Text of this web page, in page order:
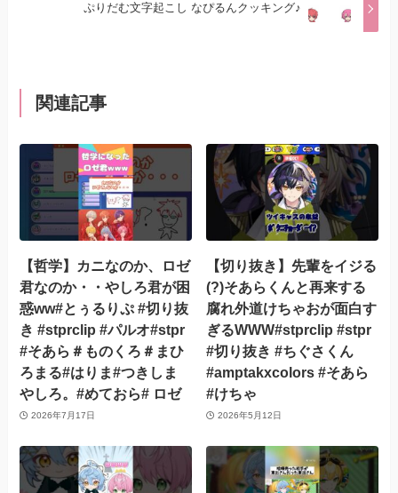
ぷりだむ文字起こし なぴるんクッキング♪
関連記事
【哲学】カニなのか、ロゼ
君なのか・・やしろ君が困
惑ww#とぅるりぷ #切り抜
き #stprclip #パルオ#stpr
#そあら＃ものくろ＃まひ
ろまる#はりま#つきしま
やしろ。#めておら# ロゼ
2026年7月17日
【切り抜き】先輩をイジる
(?)そあらくんと再来する
腐れ外道けちゃおが面白す
ぎるWWW#stprclip #stpr
#切り抜き #ちぐさくん
#amptakxcolors #そあら
#けちゃ
2026年5月12日